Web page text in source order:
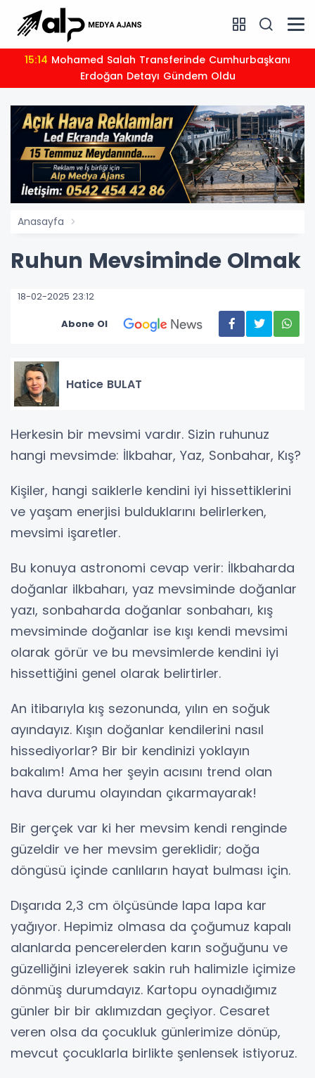
15:14
Erdoğan Detayı Gündem Oldu
Anasayfa
Ruhun Mevsiminde Olmak
18-02-2025 23:12
Abone Ol
Hatice BULAT
Herkesin bir mevsimi vardır. Sizin ruhunuz
hangi mevsimde: İlkbahar, Yaz, Sonbahar, Kış?
Kişiler, hangi saiklerle kendini iyi hissettiklerini
ve yaşam enerjisi bulduklarını belirlerken,
mevsimi işaretler.
Bu konuya astronomi cevap verir: İlkbaharda
doğanlar ilkbaharı, yaz mevsiminde doğanlar
yazı, sonbaharda doğanlar sonbaharı, kış
mevsiminde doğanlar ise kışı kendi mevsimi
olarak görür ve bu mevsimlerde kendini iyi
hissettiğini genel olarak belirtirler.
An itibarıyla kış sezonunda, yılın en soğuk
ayındayız. Kışın doğanlar kendilerini nasıl
hissediyorlar? Bir bir kendinizi yoklayın
bakalım! Ama her şeyin acısını trend olan
hava durumu olayından çıkarmayarak!
Bir gerçek var ki her mevsim kendi renginde
güzeldir ve her mevsim gereklidir; doğa
döngüsü içinde canlıların hayat bulması için.
Dışarıda 2,3 cm ölçüsünde lapa lapa kar
yağıyor. Hepimiz olmasa da çoğumuz kapalı
alanlarda pencerelerden karın soğuğunu ve
güzelliğini izleyerek sakin ruh halimizle içimize
dönmüş durumdayız. Kartopu oynadığımız
günler bir bir aklımızdan geçiyor. Cesaret
veren olsa da çocukluk günlerimize dönüp,
mevcut çocuklarla birlikte şenlensek istiyoruz.